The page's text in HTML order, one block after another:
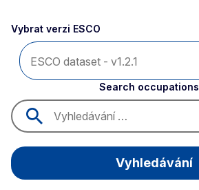
Vybrat verzi ESCO
Search occupations
Vyhledávání